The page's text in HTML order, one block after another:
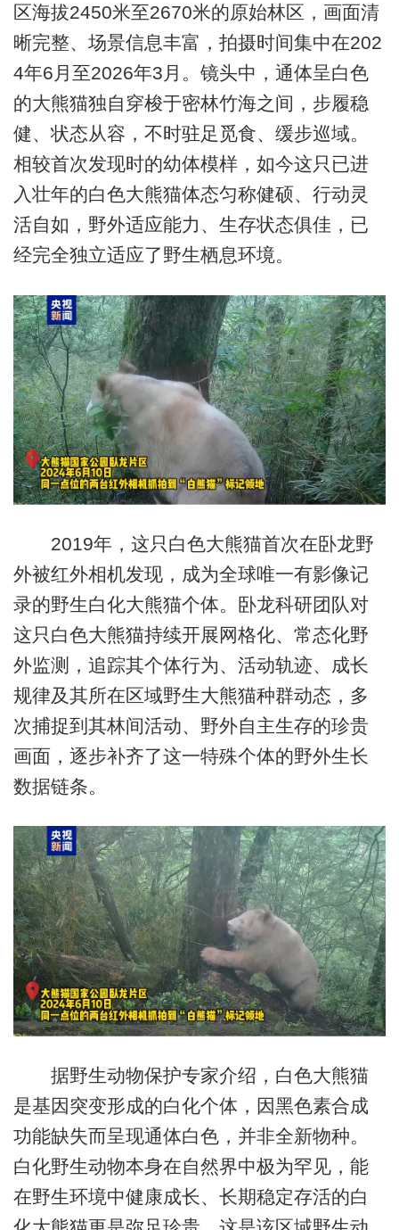
区海拔2450米至2670米的原始林区，画面清
晰完整、场景信息丰富，拍摄时间集中在202
4年6月至2026年3月。镜头中，通体呈白色
的大熊猫独自穿梭于密林竹海之间，步履稳
健、状态从容，不时驻足觅食、缓步巡域。
相较首次发现时的幼体模样，如今这只已进
入壮年的白色大熊猫体态匀称健硕、行动灵
活自如，野外适应能力、生存状态俱佳，已
经完全独立适应了野生栖息环境。
2019年，这只白色大熊猫首次在卧龙野
外被红外相机发现，成为全球唯一有影像记
录的野生白化大熊猫个体。卧龙科研团队对
这只白色大熊猫持续开展网格化、常态化野
外监测，追踪其个体行为、活动轨迹、成长
规律及其所在区域野生大熊猫种群动态，多
次捕捉到其林间活动、野外自主生存的珍贵
画面，逐步补齐了这一特殊个体的野外生长
数据链条。
据野生动物保护专家介绍，白色大熊猫
是基因突变形成的白化个体，因黑色素合成
功能缺失而呈现通体白色，并非全新物种。
白化野生动物本身在自然界中极为罕见，能
在野生环境中健康成长、长期稳定存活的白